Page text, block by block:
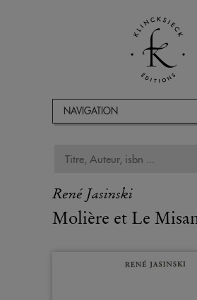
NAVIGATION
René Jasinski
Molière et Le